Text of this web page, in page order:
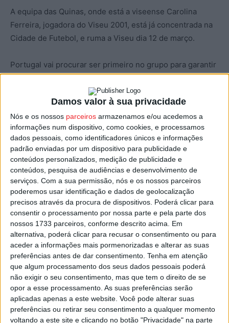
Damos valor à sua privacidade
Nós e os nossos parceiros armazenamos e/ou acedemos a
informações num dispositivo, como cookies, e processamos
dados pessoais, como identificadores únicos e informações
padrão enviadas por um dispositivo para publicidade e
conteúdos personalizados, medição de publicidade e
conteúdos, pesquisa de audiências e desenvolvimento de
serviços. Com a sua permissão, nós e os nossos parceiros
poderemos usar identificação e dados de geolocalização
precisos através da procura de dispositivos. Poderá clicar para
consentir o processamento por nossa parte e pela parte dos
nossos 1733 parceiros, conforme descrito acima. Em
alternativa, poderá clicar para recusar o consentimento ou para
aceder a informações mais pormenorizadas e alterar as suas
preferências antes de dar consentimento. Tenha em atenção
que algum processamento dos seus dados pessoais poderá
não exigir o seu consentimento, mas que tem o direito de se
opor a esse processamento. As suas preferências serão
aplicadas apenas a este website. Você pode alterar suas
preferências ou retirar seu consentimento a qualquer momento
voltando a este site e clicando no botão "Privacidade" na parte
A equipa das Quinas, onde está a viseense Carolina
Ferreira, jogadora do Viseu 2001, está já concentrada na
Cidade de Futebol, e ruma a Viseu dia 12 de março.
Portugal vai procurar ser primeiro no grupo para garantir
o apuramento para o Europeu que se vai jogar de 3 a 15
de maio na Bósnia e Herzegovina.
O primeiro jogo de Portugal vai ser no dia 16, no Estádio
do Fontelo, com a Itália, em partida marcada para as
15:00.
No dia 19, Portugal joga de novo em Viseu, frente ao
Montenegro e a 22 defronta os Países Baixos, no Estádio
João Cardoso, em Tondela.
Esta e outras notícias para ouvir na Estação Diária – 96.8
FM ou em www.968.fm.
Pub
TAGS Futebol Feminino Portugal Seleção Sub-19